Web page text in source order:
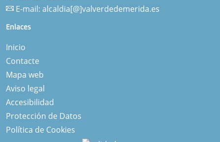
E-mail: alcaldia[@]valverdedemerida.es
Enlaces
Inicio
Contacte
Mapa web
Aviso legal
Accesibilidad
Protección de Datos
Política de Cookies